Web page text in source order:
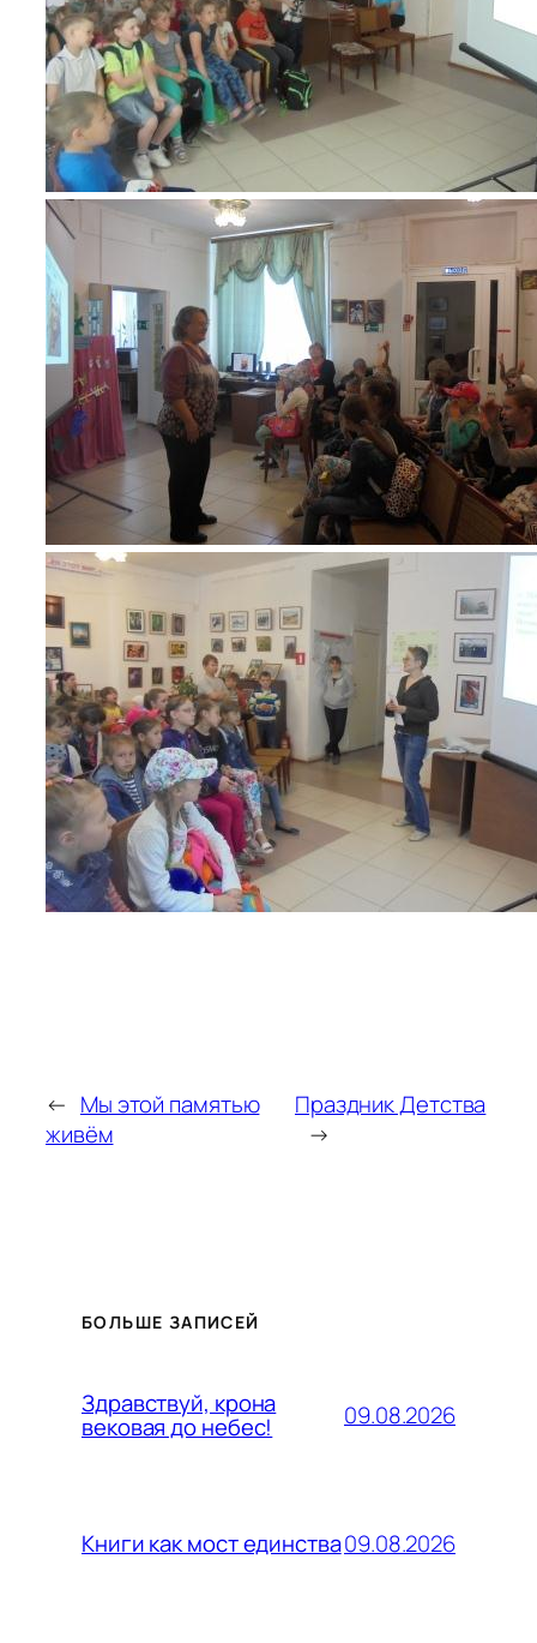
← Мы этой памятью
живём
Праздник Детства
→
БОЛЬШЕ ЗАПИСЕЙ
Здравствуй, крона
вековая до небес! 09.08.2026
Книги как мост единства09.08.2026